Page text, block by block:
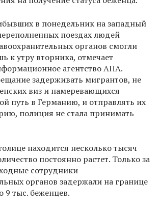
в понедельник на западный
поездах людей
органов смогли
к утру вторника, отмечает
агентство АПА.
задерживать мигрантов, не
виз и намеревающихся
путь в Германию, и отправлять их
полиция не стала принимать
находится несколько тысяч
постоянно растет. Только за
сотрудники
органов задержали на границе
9 тыс. беженцев.